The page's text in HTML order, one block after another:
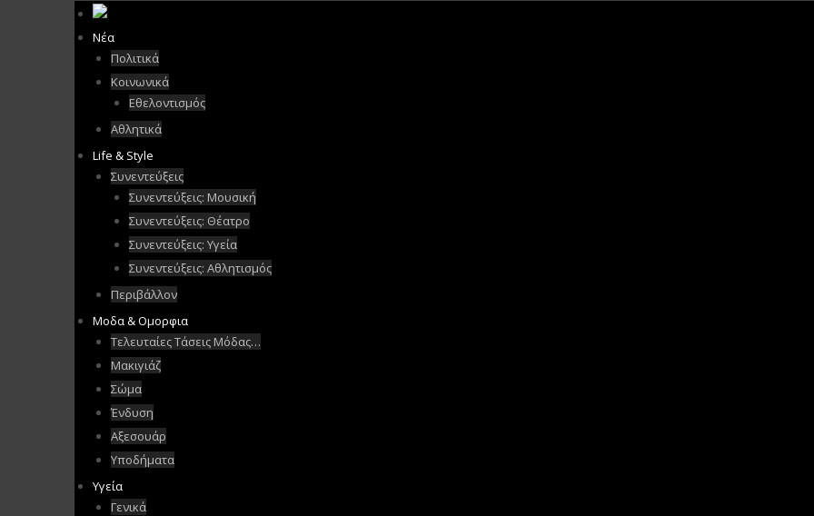
Νέα
Πολιτικά
Κοινωνικά
Εθελοντισμός
Αθλητικά
Life & Style
Συνεντεύξεις
Συνεντεύξεις: Μουσική
Συνεντεύξεις: Θέατρο
Συνεντεύξεις: Υγεία
Συνεντεύξεις: Αθλητισμός
Περιβάλλον
Μοδα & Ομορφια
Τελευταίες Τάσεις Μόδας…
Μακιγιάζ
Σώμα
Ένδυση
Αξεσουάρ
Υποδήματα
Υγεία
Γενικά